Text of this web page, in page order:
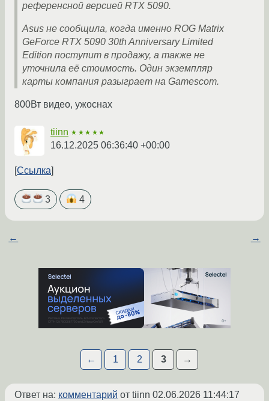
референсной версией RTX 5090.
Asus не сообщила, когда именно ROG Matrix
GeForce RTX 5090 30th Anniversary Limited
Edition поступит в продажу, а также не
уточнила её стоимость. Один экземпляр
карты компания разыграет на Gamescom.
800Вт видео, ужоснах
tiinn ★★★★★
16.12.2025 06:36:40 +00:00
Ссылка
3 4
← →
← 1 2 3 →
Ответ на: комментарий от tiinn 02.06.2026 11:44:17